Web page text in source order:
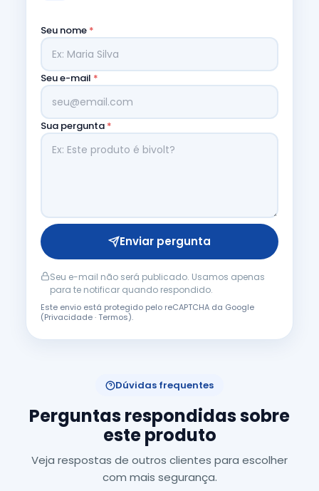
Seu nome *
Seu e-mail *
Sua pergunta *
Enviar pergunta
Seu e-mail não será publicado. Usamos apenas
para te notificar quando respondido.
Este envio está protegido pelo reCAPTCHA da Google
(Privacidade·Termos).
Dúvidas frequentes
Perguntas respondidas sobre
este produto
Veja respostas de outros clientes para escolher
com mais segurança.